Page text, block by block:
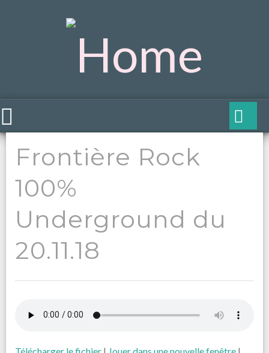
Frontière Rock
100%
Underground du
20.11.18
Télécharger le fichier | Jouer dans une nouvelle fenêtre |